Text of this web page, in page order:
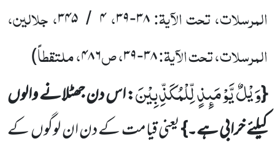
المرسلات، تحت الآیۃ:۳۸-۳۹،۴ / ۳۴۵، جلالین،
المرسلات، تحت الآیۃ:۳۸-۳۹، ص۴۸۶، ملتقطاً)
{وَیْلٌ یَّوْمَىٕذٍ لِّلْمُكَذِّبِیْنَ: اس دن جھٹلانے والوں
کیلئے خرابی ہے۔}یعنی قیامت کے دن ان لوگوںکے